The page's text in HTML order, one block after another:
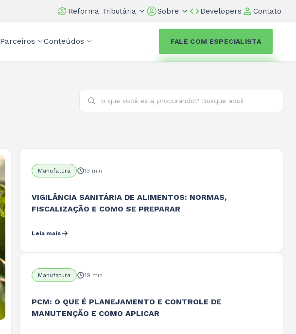
Reforma Tributária Sobre Developers Contato
Parceiros Conteúdos FALE COM ESPECIALISTA
Manufatura 13 min
VIGILÂNCIA SANITÁRIA DE ALIMENTOS: NORMAS,
FISCALIZAÇÃO E COMO SE PREPARAR
Leia mais
Manufatura 19 min
PCM: O QUE É PLANEJAMENTO E CONTROLE DE
MANUTENÇÃO E COMO APLICAR